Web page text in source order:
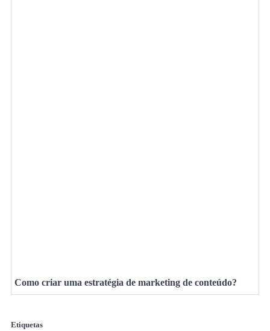
Como criar uma estratégia de marketing de conteúdo?
Etiquetas